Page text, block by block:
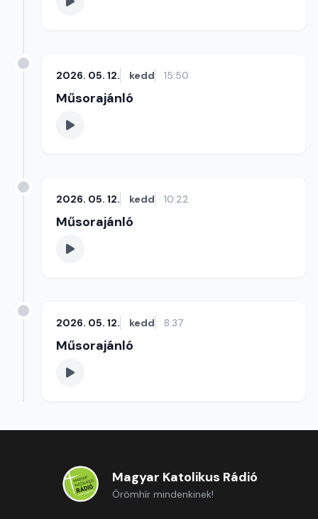
2026. 05. 12. kedd 15:50
Műsorajánló
2026. 05. 12. kedd 10:22
Műsorajánló
2026. 05. 12. kedd 8:37
Műsorajánló
Magyar Katolikus Rádió
Örömhír mindenkinek!